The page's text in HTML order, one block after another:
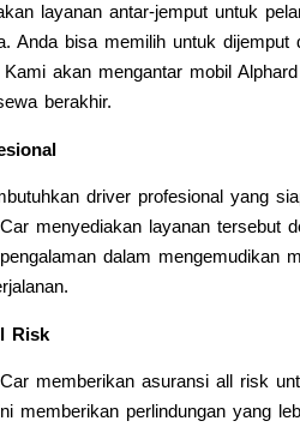
layanan antar-jemput untuk
Anda bisa memilih untuk
akan mengantar mobil
berakhir.
driver profesional yang
menyediakan layanan tersebut
dalam mengemudikan
Risk
memberikan asuransi all risk
memberikan perlindungan yang